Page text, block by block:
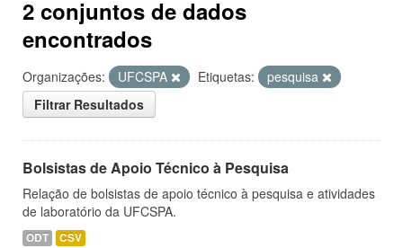
2 conjuntos de dados
encontrados
Organizações: UFCSPA Etiquetas:
pesquisa
Filtrar Resultados
Bolsistas de Apoio Técnico à Pesquisa
Relação de bolsistas de apoio técnico à pesquisa e atividades
de laboratório da UFCSPA.
ODT CSV